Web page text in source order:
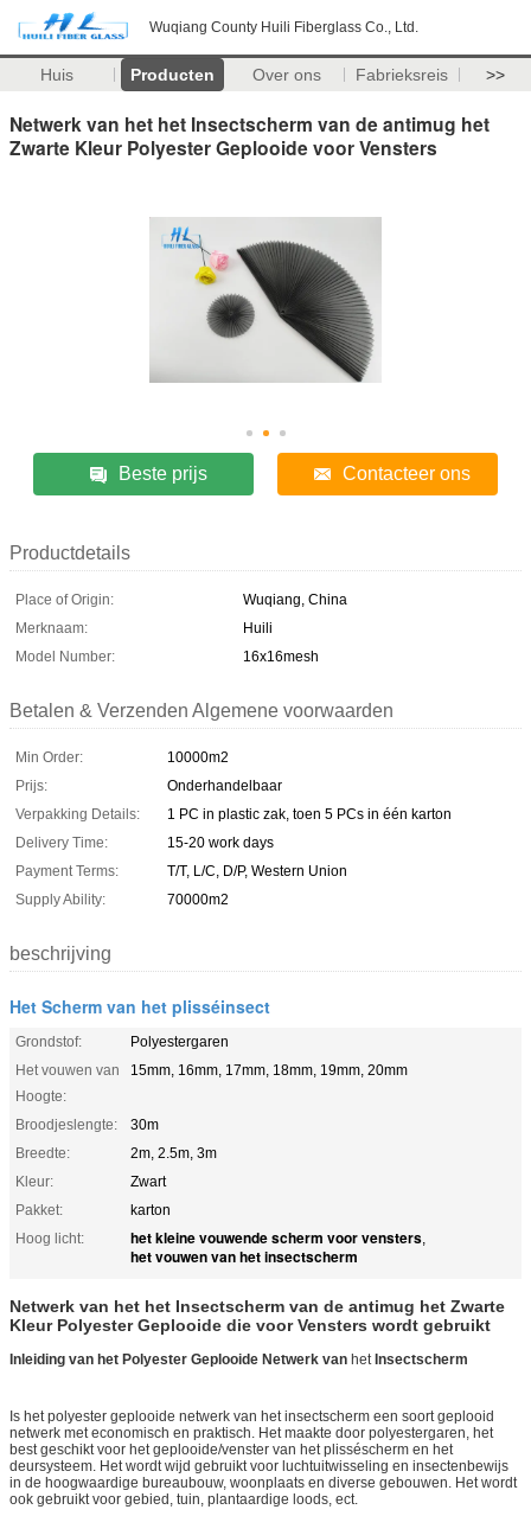
Wuqiang County Huili Fiberglass Co., Ltd.
Huis Producten Over ons Fabrieksreis >>
Netwerk van het het Insectscherm van de antimug het
Zwarte Kleur Polyester Geplooide voor Vensters
Beste prijs Contacteer ons
Productdetails
Place of Origin:
Wuqiang, China
Merknaam:
Huili
Model Number:
16x16mesh
Betalen & Verzenden Algemene voorwaarden
Min Order:
10000m2
Prijs:
Onderhandelbaar
Verpakking Details:
1 PC in plastic zak, toen 5 PCs in één karton
Delivery Time:
15-20 work days
Payment Terms:
T/T, L/C, D/P, Western Union
Supply Ability:
70000m2
beschrijving
Het Scherm van het plisséinsect
Grondstof:
Polyestergaren
Het vouwen van
Hoogte:
15mm, 16mm, 17mm, 18mm, 19mm, 20mm
Broodjeslengte:
30m
Breedte:
2m, 2.5m, 3m
Kleur:
Zwart
Pakket:
karton
Hoog licht:
het kleine vouwende scherm voor vensters,
het vouwen van het insectscherm
Netwerk van het het Insectscherm van de antimug het Zwarte
Kleur Polyester Geplooide die voor Vensters wordt gebruikt
Inleiding van het Polyester Geplooide Netwerk van hetInsectscherm
Is het polyester geplooide netwerk van het insectscherm een soort geplooid
netwerk met economisch en praktisch. Het maakte door polyestergaren, het
best geschikt voor het geplooide/venster van het plisséscherm en het
deursysteem. Het wordt wijd gebruikt voor luchtuitwisseling en insectenbewijs
in de hoogwaardige bureaubouw, woonplaats en diverse gebouwen. Het wordt
ook gebruikt voor gebied, tuin, plantaardige loods, ect.